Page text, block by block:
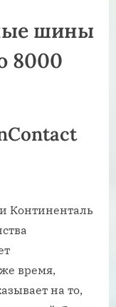
шины
8000
Континенталь
время,
на то,